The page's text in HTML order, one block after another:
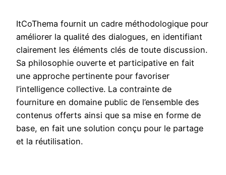
ItCoThema fournit un cadre méthodologique pour
améliorer la qualité des dialogues, en identifiant
clairement les éléments clés de toute discussion.
Sa philosophie ouverte et participative en fait
une approche pertinente pour favoriser
l’intelligence collective. La contrainte de
fourniture en domaine public de l’ensemble des
contenus offerts ainsi que sa mise en forme de
base, en fait une solution conçu pour le partage
et la réutilisation.